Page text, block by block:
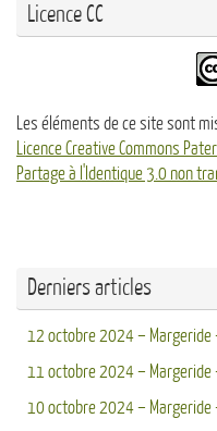
Licence CC
Les éléments de ce site sont
Licence Creative Commons
Partage à l'Identique 3.0 non
Derniers articles
12 octobre 2024 – Margeride
11 octobre 2024 – Margeride
10 octobre 2024 – Margeride